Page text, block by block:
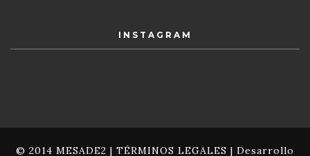
INSTAGRAM
© 2014 MESADE2 | TÉRMINOS LEGALES | Desarrollo